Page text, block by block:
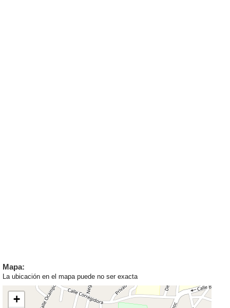
Mapa:
La ubicación en el mapa puede no ser exacta
+